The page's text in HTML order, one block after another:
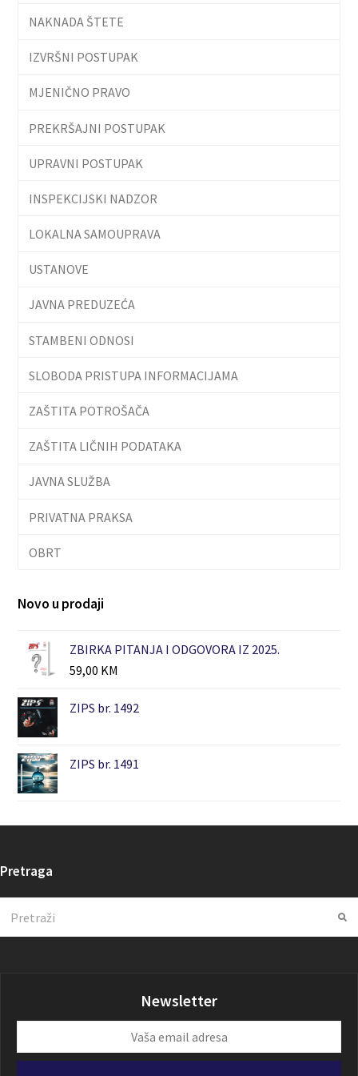
NAKNADA ŠTETE
IZVRŠNI POSTUPAK
MJENIČNO PRAVO
PREKRŠAJNI POSTUPAK
UPRAVNI POSTUPAK
INSPEKCIJSKI NADZOR
LOKALNA SAMOUPRAVA
USTANOVE
JAVNA PREDUZEĆA
STAMBENI ODNOSI
SLOBODA PRISTUPA INFORMACIJAMA
ZAŠTITA POTROŠAČA
ZAŠTITA LIČNIH PODATAKA
JAVNA SLUŽBA
PRIVATNA PRAKSA
OBRT
Novo u prodaji
ZBIRKA PITANJA I ODGOVORA IZ 2025.
59,00 KM
ZIPS br. 1492
ZIPS br. 1491
Pretraga
Newsletter
email